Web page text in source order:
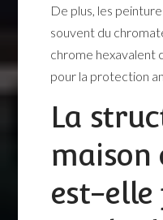
De plus, les
souvent du
chrome hexavalent
pour la protection
La
maison
est-elle